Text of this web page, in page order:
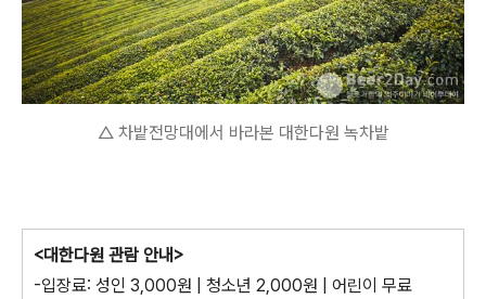
△ 차밭전망대에서 바라본 대한다원 녹차밭
<대한다원 관람 안내>
-입장료: 성인 3,000원 | 청소년 2,000원 | 어린이 무료